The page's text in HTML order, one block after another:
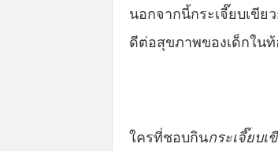
นอกจากนี้กระเจี๊ยบเขีย
ดีต่อสุขภาพของเด็กใน
ใครที่ชอบกินกระเจี๊ยบเ